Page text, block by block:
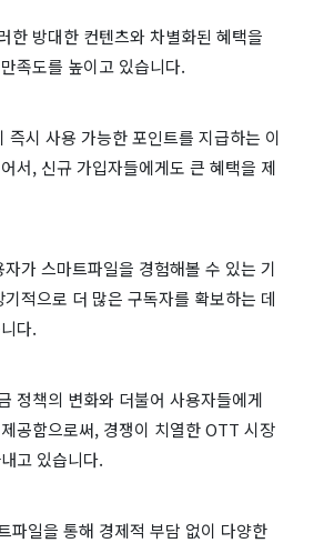
한 방대한 컨텐츠와 차별화된 혜택을
족도를 높이고 있습니다.
즉시 사용 가능한 포인트를 지급하는 이
서, 신규 가입자들에게도 큰 혜택을 제
가 스마트파일을 경험해볼 수 있는 기
적으로 더 많은 구독자를 확보하는 데
다.
정책의 변화와 더불어 사용자들에게
공함으로써, 경쟁이 치열한 OTT 시장
고 있습니다.
파일을 통해 경제적 부담 없이 다양한